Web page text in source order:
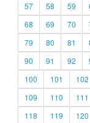
57
58 59
68
69 70
79
80 81
90
91 92
100
101 102
109
110 111
118
119 120